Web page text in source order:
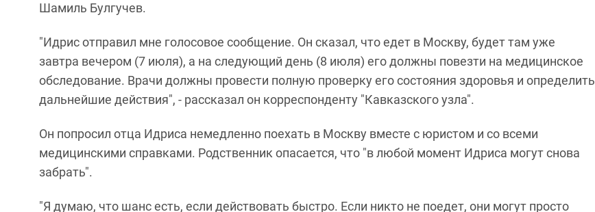
Шамиль Булгучев.
‎"Идрис отправил мне голосовое сообщение. Он сказал, что едет в Москву, будет там уже
завтра вечером (7 июля), а на следующий день (8 июля) его должны повезти на медицинское
обследование. Врачи должны провести полную проверку его состояния здоровья и определить
дальнейшие действия", - рассказал он корреспонденту "Кавказского узла".
‎Он попросил отца Идриса немедленно поехать в Москву вместе с юристом и со всеми
медицинскими справками. Родственник опасается, что "в любой момент Идриса могут снова
забрать".
‎"Я думаю, что шанс есть, если действовать быстро. Если никто не поедет, они могут просто